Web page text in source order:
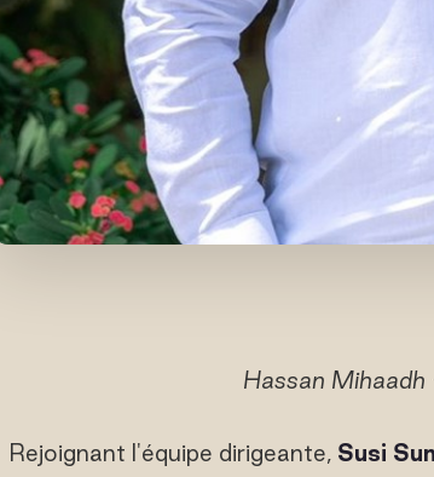
Hassan
Rejoignant l'équipe dirigeante, Susi